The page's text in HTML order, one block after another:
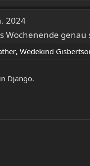
2024
Wochenende genau
, Wedekind
Django.